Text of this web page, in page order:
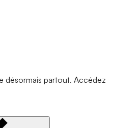
désormais partout. Accédez